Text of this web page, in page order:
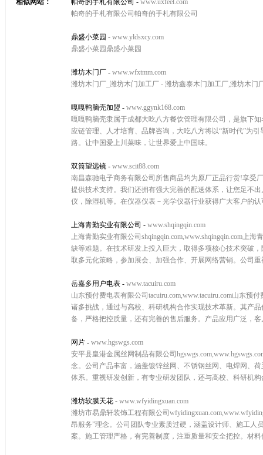
相似网站： 帕奇的手札有限公司 - www.uxfeel.com
帕奇的手札有限公司帕奇的手札有限公司
鼎盛小菜园 - www.yldsxcy.com
鼎盛小菜园鼎盛小菜园
潍坊木门厂 - www.wfxtmm.com
潍坊木门厂_潍坊木门加工厂 - 潍坊鑫泰木门加工厂,潍坊木门
嘎嘎鸭脑壳加盟 - www.ggynk168.com
嘎嘎鸭脑壳隶属于成都大吃八方餐饮管理有限公司，是旗下
应链管理、人才培育、品牌咨询，大吃八方将以“新时代”为
路。让中国爱上川菜味，让世界爱上中国味。
双筒望远镜 - www.scit88.com
南昌森驰电子商务有限公司所售商品均为原厂正品行货!享受
提供技术支持。我们还拥有强大完善的配送体系，让您足不
仪，除湿机等。在仪器仪表－光学仪器行业获得广大客户的认
上海青勤实业有限公司 - www.shqingqin.com
上海青勤实业有限公司shqingqin.com,www.shqingqin.com上
缺等难题。在技术研发上投入巨大，取得多项核心技术突破
取多元化策略，参加展会、加强合作、开展网络营销。公司
岳嘉多用户电表 - www.tacuiru.com
山东预付费电表有限公司tacuiru.com,www.tacuiru.com山东
诸多挑战，通过与高校、科研机构合作实现技术革新。其产
备，严格把控质量，还有完善的售后服务。产品应用广泛，
网片 - www.hgswgs.com
安平县皇港金属丝网制品有限公司
念。公司产品丰富，涵盖镀锌丝网、不锈钢丝网、电焊网、
体系。重视研发创新，有专业研发团队，还与高校、科研机
潍坊软膜天花 - www.wfyidingxuan.com
潍坊市易鼎轩装饰工程有限公司
昂服务”理念。公司团队专业素质过硬，涵盖设计师、施工
案。施工管理严格，有完善制度，注重质量和安全把控。材